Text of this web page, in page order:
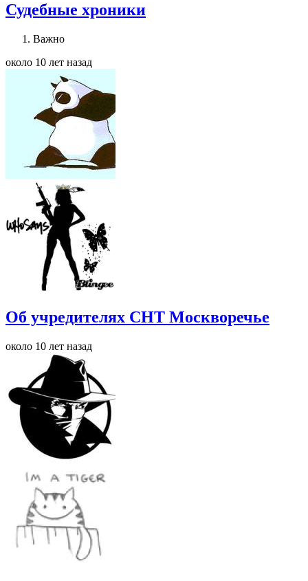
Судебные хроники
Важно
около 10 лет назад
Об учредителях СНТ Москворечье
около 10 лет назад